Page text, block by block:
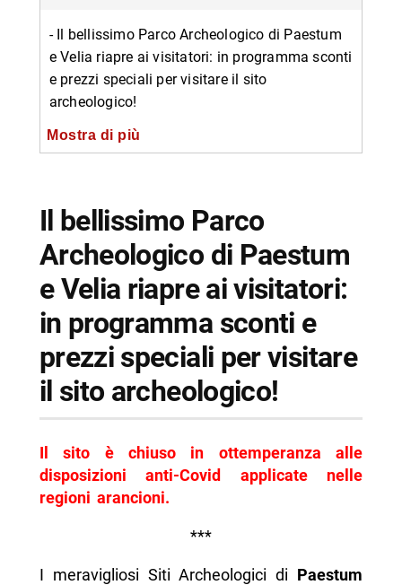
- Il bellissimo Parco Archeologico di Paestum
e Velia riapre ai visitatori: in programma sconti
e prezzi speciali per visitare il sito
archeologico!
-- Le norme anti-Covid 19 e le promozioni
di Paestum e Velia
-- Scopri di più da Napolike.it
Mostra di più
Il bellissimo Parco
Archeologico di Paestum
e Velia riapre ai visitatori:
in programma sconti e
prezzi speciali per visitare
il sito archeologico!
Il sito è chiuso in ottemperanza alle
disposizioni anti-Covid applicate nelle
regioni arancioni.
***
I meravigliosi Siti Archeologici di Paestum